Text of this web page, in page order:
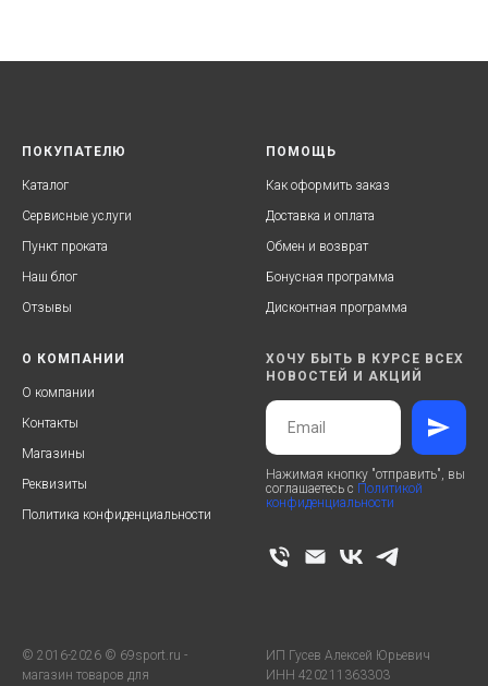
ПОКУПАТЕЛЮ
Каталог
Сервисные услуги
Пункт проката
Наш блог
Отзывы
ПОМОЩЬ
Как оформить заказ
Доставка и оплата
Обмен и возврат
Бонусная программа
Дисконтная программа
О КОМПАНИИ
О компании
Контакты
Магазины
Реквизиты
Политика конфиденциальности
ХОЧУ БЫТЬ В КУРСЕ ВСЕХ
НОВОСТЕЙ И АКЦИЙ
Нажимая кнопку "отправить", вы
соглашаетесь с Политикой
конфиденциальности
© 2016-2026 © 69sport.ru -
магазин товаров для
ИП Гусев Алексей Юрьевич
ИНН 420211363303